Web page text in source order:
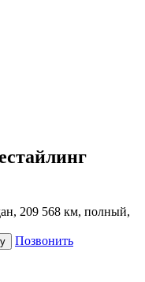
209 568 км, полный,
Позвонить